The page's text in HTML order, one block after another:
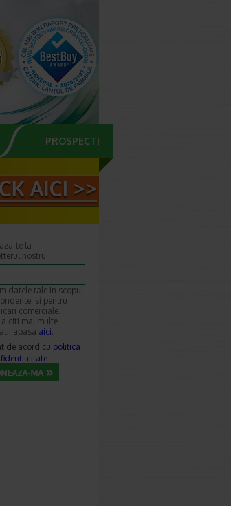
PROSPECTE
te la
nostru
datele tale in scopul
si pentru
comerciale.
a citi mai multe
apasa aici.
de acord cu politica